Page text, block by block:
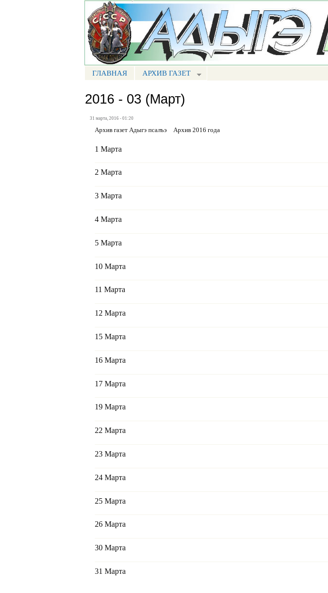
Портал СМИ КБР
МЕНЮ АП
ГЛАВНАЯ АРХИВ ГАЗЕТ
2016 - 03 (Март)
31 марта, 2016 - 01:20
Архив газет Адыгэ псалъэ Архив 2016 года
1 Марта
2 Марта
3 Марта
4 Марта
5 Марта
10 Марта
11 Марта
12 Марта
15 Марта
16 Марта
17 Марта
19 Марта
22 Марта
23 Марта
24 Марта
25 Марта
26 Марта
30 Марта
31 Марта